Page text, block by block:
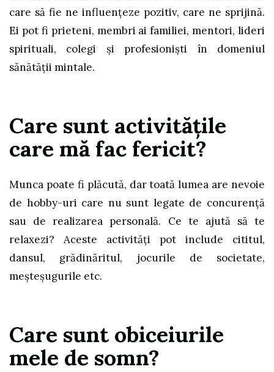
care să fie ne influențeze pozitiv, care ne sprijină.
Ei pot fi prieteni, membri ai familiei, mentori, lideri
spirituali, colegi și profesioniști în domeniul
sănătății mintale.
Care sunt activităţile
care mă fac fericit?
Munca poate fi plăcută, dar toată lumea are nevoie
de hobby-uri care nu sunt legate de concurență
sau de realizarea personală. Ce te ajută să te
relaxezi? Aceste activități pot include cititul,
dansul, grădinăritul, jocurile de societate,
meșteșugurile etc.
Care sunt obiceiurile
mele de somn?